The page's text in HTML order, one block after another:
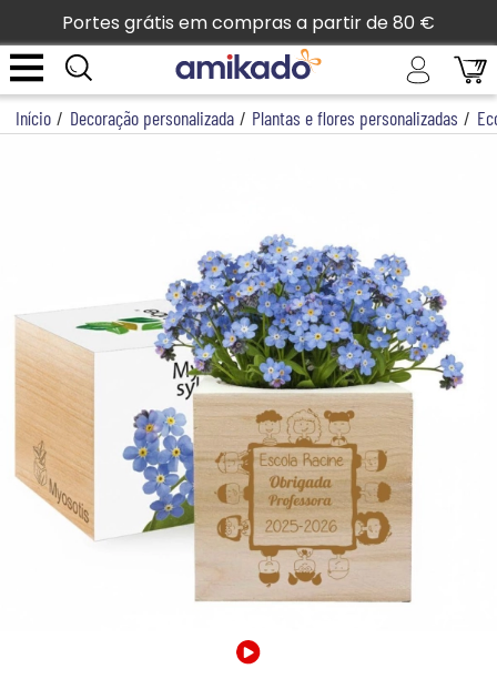
Portes grátis em compras a partir de 80 €
Início / Decoração personalizada / Plantas e flores personalizadas /